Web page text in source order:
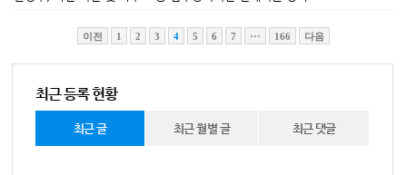
이전 1 2 3 4 5 6 7 ··· 166 다음
최근 등록 현황
최근 글 최근 월별 글 최근 댓글